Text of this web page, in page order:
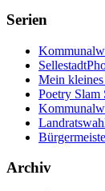
Serien
Mein
Poetry Slam
Archiv